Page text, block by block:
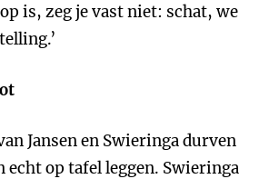
is, zeg je vast niet: schat, we
Jansen en Swieringa durven
echt op tafel leggen. Swieringa